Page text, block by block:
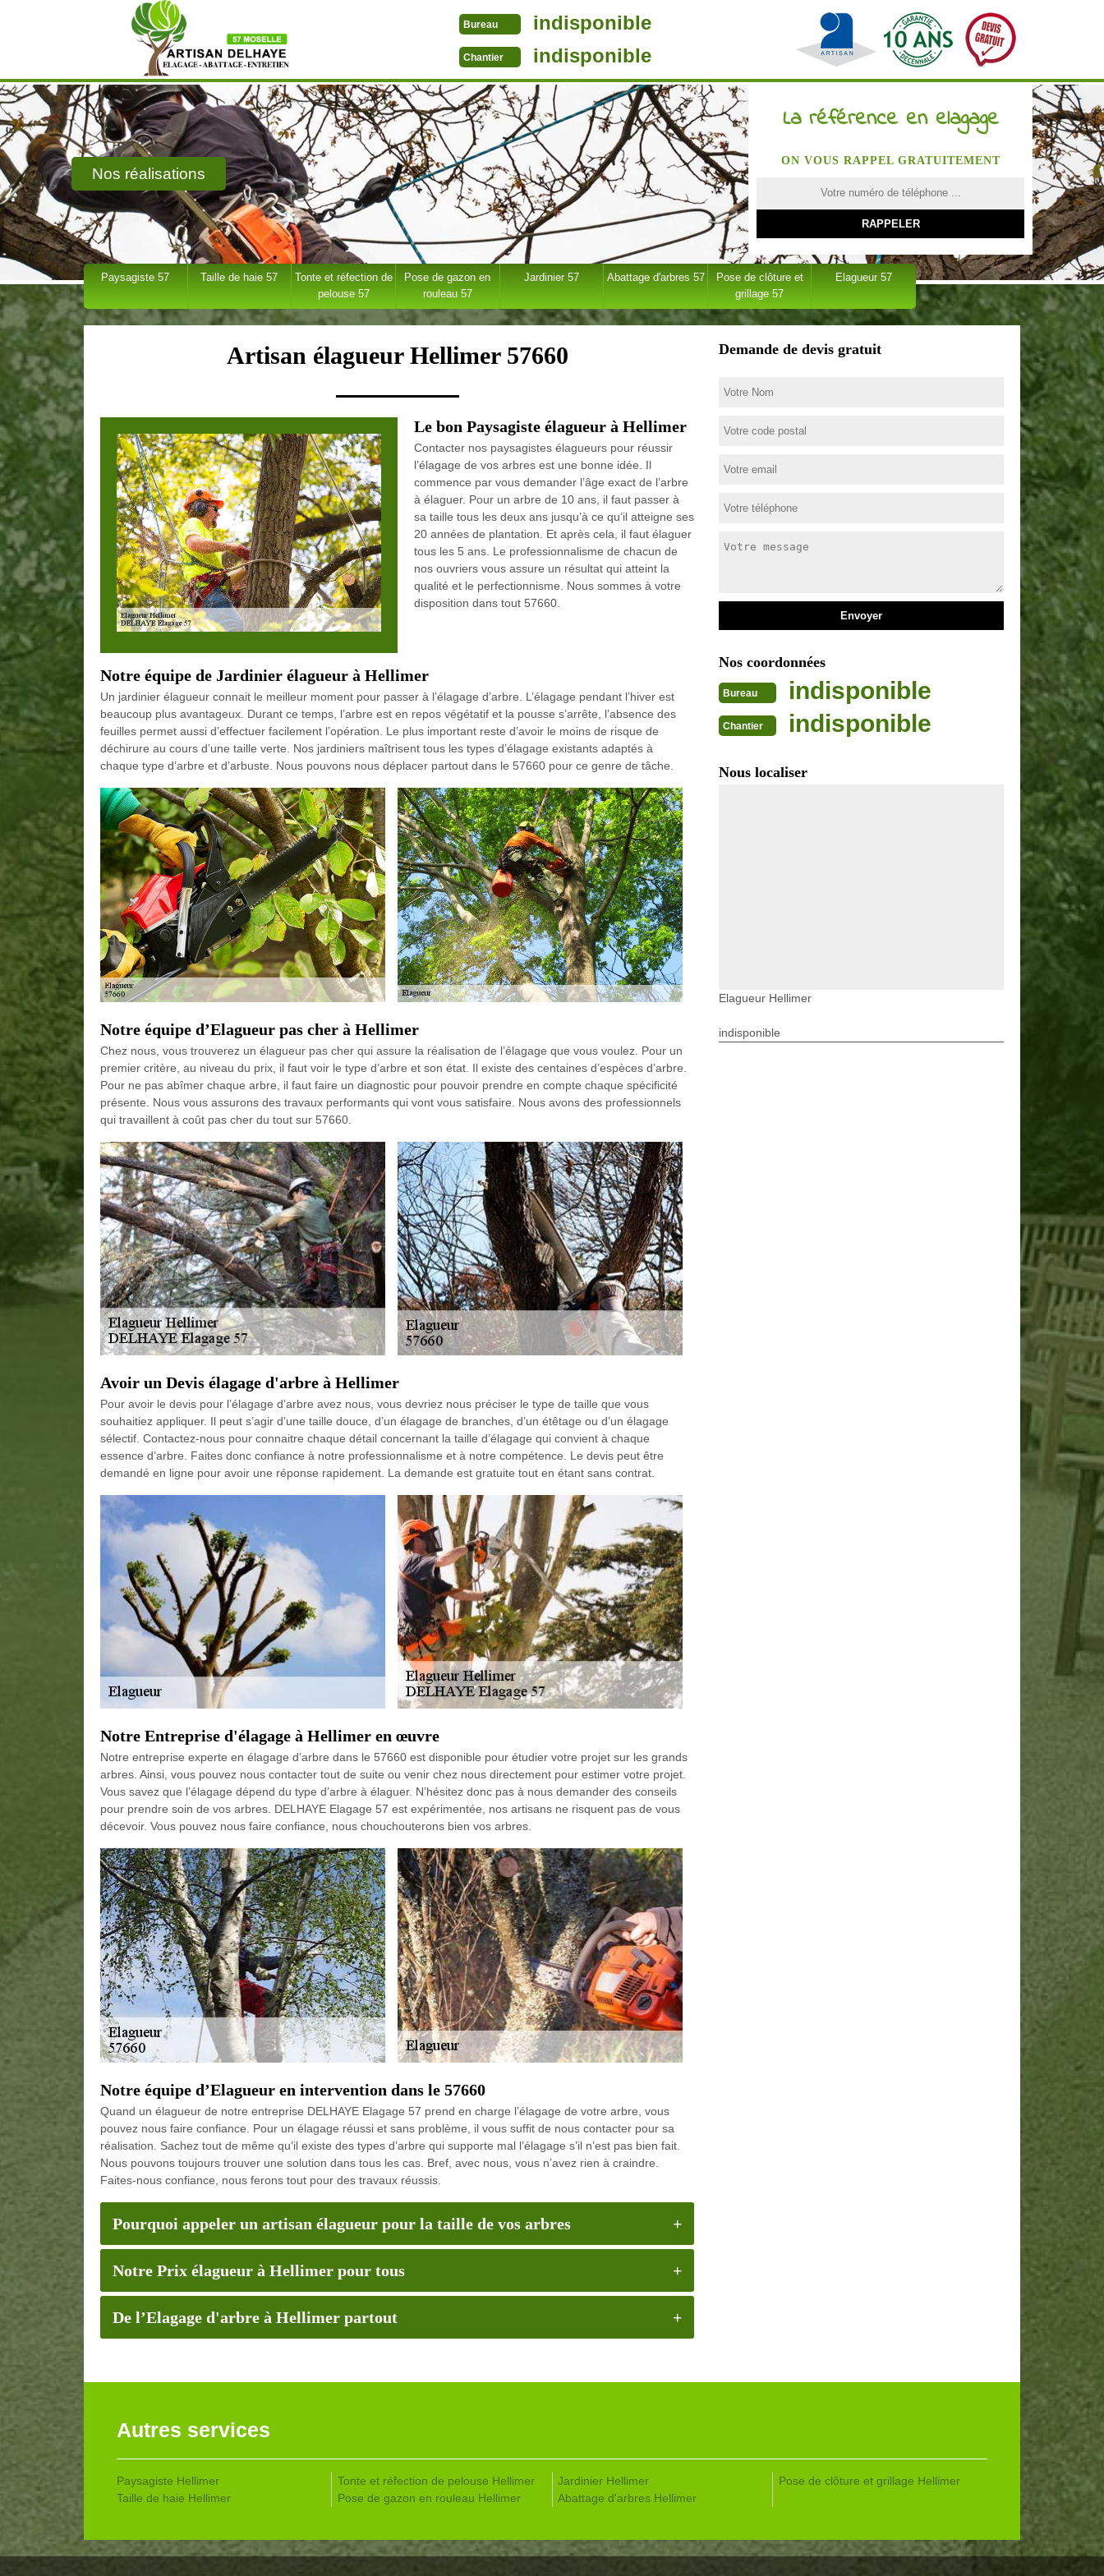
Bureau indisponible
Chantier indisponible
Nos réalisations
La référence en elagage
ON VOUS RAPPEL GRATUITEMENT
Paysagiste 57 Taille de haie 57
Tonte et réfection de
pelouse 57
Pose de gazon en
rouleau 57
Jardinier 57 Abattage d'arbres 57
Pose de clôture et
grillage 57
Elagueur 57
Artisan élagueur Hellimer 57660
Le bon Paysagiste élagueur à Hellimer
Contacter nos paysagistes élagueurs pour réussir
l’élagage de vos arbres est une bonne idée. Il
commence par vous demander l’âge exact de l’arbre
à élaguer. Pour un arbre de 10 ans, il faut passer à
sa taille tous les deux ans jusqu’à ce qu’il atteigne ses
20 années de plantation. Et après cela, il faut élaguer
tous les 5 ans. Le professionnalisme de chacun de
nos ouvriers vous assure un résultat qui atteint la
qualité et le perfectionnisme. Nous sommes à votre
disposition dans tout 57660.
Notre équipe de Jardinier élagueur à Hellimer
Un jardinier élagueur connait le meilleur moment pour passer à l’élagage d’arbre. L’élagage pendant l’hiver est
beaucoup plus avantageux. Durant ce temps, l’arbre est en repos végétatif et la pousse s’arrête, l’absence des
feuilles permet aussi d’effectuer facilement l’opération. Le plus important reste d’avoir le moins de risque de
déchirure au cours d’une taille verte. Nos jardiniers maîtrisent tous les types d’élagage existants adaptés à
chaque type d’arbre et d’arbuste. Nous pouvons nous déplacer partout dans le 57660 pour ce genre de tâche.
Notre équipe d’Elagueur pas cher à Hellimer
Chez nous, vous trouverez un élagueur pas cher qui assure la réalisation de l’élagage que vous voulez. Pour un
premier critère, au niveau du prix, il faut voir le type d’arbre et son état. Il existe des centaines d’espèces d’arbre.
Pour ne pas abîmer chaque arbre, il faut faire un diagnostic pour pouvoir prendre en compte chaque spécificité
présente. Nous vous assurons des travaux performants qui vont vous satisfaire. Nous avons des professionnels
qui travaillent à coût pas cher du tout sur 57660.
Avoir un Devis élagage d'arbre à Hellimer
Pour avoir le devis pour l’élagage d’arbre avez nous, vous devriez nous préciser le type de taille que vous
souhaitiez appliquer. Il peut s’agir d’une taille douce, d’un élagage de branches, d’un étêtage ou d’un élagage
sélectif. Contactez-nous pour connaitre chaque détail concernant la taille d’élagage qui convient à chaque
essence d’arbre. Faites donc confiance à notre professionnalisme et à notre compétence. Le devis peut être
demandé en ligne pour avoir une réponse rapidement. La demande est gratuite tout en étant sans contrat.
Notre Entreprise d'élagage à Hellimer en œuvre
Notre entreprise experte en élagage d’arbre dans le 57660 est disponible pour étudier votre projet sur les grands
arbres. Ainsi, vous pouvez nous contacter tout de suite ou venir chez nous directement pour estimer votre projet.
Vous savez que l’élagage dépend du type d’arbre à élaguer. N’hésitez donc pas à nous demander des conseils
pour prendre soin de vos arbres. DELHAYE Elagage 57 est expérimentée, nos artisans ne risquent pas de vous
décevoir. Vous pouvez nous faire confiance, nous chouchouterons bien vos arbres.
Notre équipe d’Elagueur en intervention dans le 57660
Quand un élagueur de notre entreprise DELHAYE Elagage 57 prend en charge l’élagage de votre arbre, vous
pouvez nous faire confiance. Pour un élagage réussi et sans problème, il vous suffit de nous contacter pour sa
réalisation. Sachez tout de même qu’il existe des types d’arbre qui supporte mal l’élagage s’il n’est pas bien fait.
Nous pouvons toujours trouver une solution dans tous les cas. Bref, avec nous, vous n’avez rien à craindre.
Faites-nous confiance, nous ferons tout pour des travaux réussis.
Pourquoi appeler un artisan élagueur pour la taille de vos arbres
Notre Prix élagueur à Hellimer pour tous
De l’Elagage d'arbre à Hellimer partout
Demande de devis gratuit
Nos coordonnées
Bureau indisponible
Chantier indisponible
Nous localiser
Elagueur Hellimer
indisponible
Autres services
Paysagiste Hellimer
Taille de haie Hellimer
Tonte et réfection de pelouse Hellimer
Pose de gazon en rouleau Hellimer
Jardinier Hellimer
Abattage d'arbres Hellimer
Pose de clôture et grillage Hellimer